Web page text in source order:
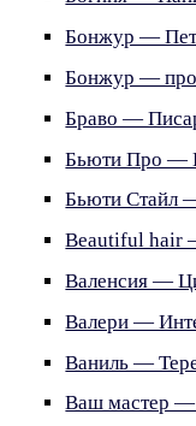
Бонжур —
Бонжур —
Браво —
Бьюти Про —
Бьюти Стайл
Вeautiful hair
Валенсия —
Валери —
Ваниль —
Ваш мастер —